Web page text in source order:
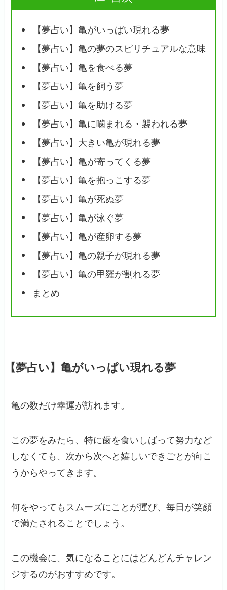
【夢占い】亀がいっぱい現れる夢
【夢占い】亀の夢のスピリチュアルな意味
【夢占い】亀を食べる夢
【夢占い】亀を飼う夢
【夢占い】亀を助ける夢
【夢占い】亀に噛まれる・襲われる夢
【夢占い】大きい亀が現れる夢
【夢占い】亀が寄ってくる夢
【夢占い】亀を抱っこする夢
【夢占い】亀が死ぬ夢
【夢占い】亀が泳ぐ夢
【夢占い】亀が産卵する夢
【夢占い】亀の親子が現れる夢
【夢占い】亀の甲羅が割れる夢
まとめ
【夢占い】亀がいっぱい現れる夢
亀の数だけ幸運が訪れます。
この夢をみたら、特に歯を食いしばって努力など
しなくても、次から次へと嬉しいできごとが向こ
うからやってきます。
何をやってもスムーズにことが運び、毎日が笑顔
で満たされることでしょう。
この機会に、気になることにはどんどんチャレン
ジするのがおすすめです。